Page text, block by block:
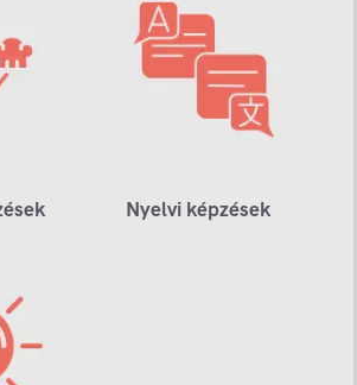
Nyelvi képzések